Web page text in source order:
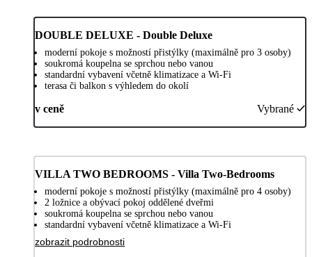
DOUBLE DELUXE - Double Deluxe
moderní pokoje s možností přistýlky (maximálně pro 3 osoby)
soukromá koupelna se sprchou nebo vanou
standardní vybavení včetně klimatizace a Wi-Fi
terasa či balkon s výhledem do okolí
v ceně Vybrané
VILLA TWO BEDROOMS - Villa Two-Bedrooms
moderní pokoje s možností přistýlky (maximálně pro 4 osoby)
2 ložnice a obývací pokoj oddělené dveřmi
soukromá koupelna se sprchou nebo vanou
standardní vybavení včetně klimatizace a Wi-Fi
zobrazit podrobnosti